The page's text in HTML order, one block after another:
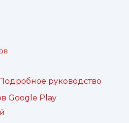
руководство
Google Play